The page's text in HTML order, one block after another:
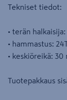
Tekniset tiedot:
• terän
• hammastus:
• keskiöreikä: 30
Tuotepakkaus